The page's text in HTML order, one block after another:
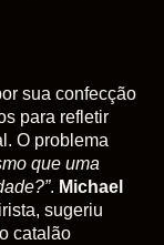
sua confecção
para refletir
O problema
que uma
. Michael
sugeriu
catalão